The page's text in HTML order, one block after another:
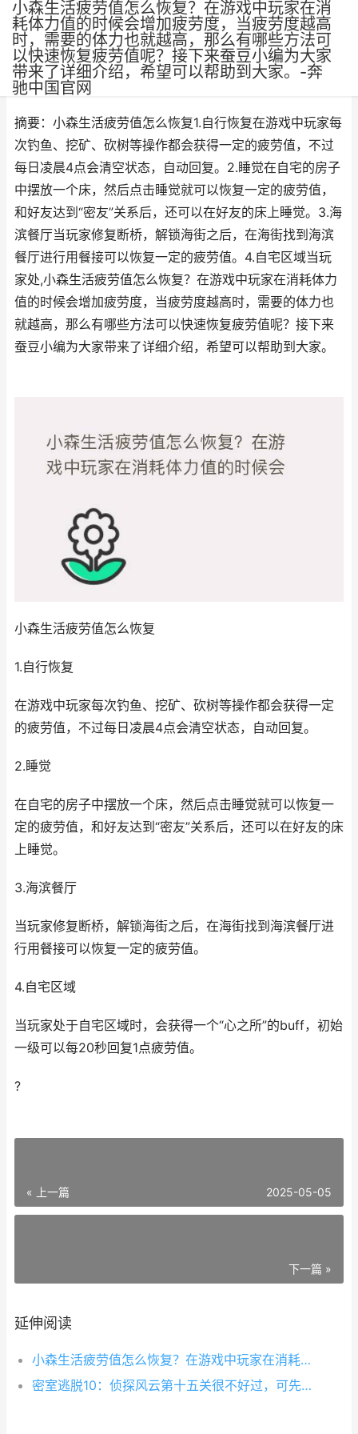
小森生活疲劳值怎么恢复？在游戏中玩家在消
耗体力值的时候会增加疲劳度，当疲劳度越高
时，需要的体力也就越高，那么有哪些方法可
以快速恢复疲劳值呢？接下来蚕豆小编为大家
带来了详细介绍，希望可以帮助到大家。-奔
驰中国官网
作者：网三 • 更新时间：2025-05-06
摘要：小森生活疲劳值怎么恢复1.自行恢复在游戏中玩家每
次钓鱼、挖矿、砍树等操作都会获得一定的疲劳值，不过
每日凌晨4点会清空状态，自动回复。2.睡觉在自宅的房子
中摆放一个床，然后点击睡觉就可以恢复一定的疲劳值，
和好友达到“密友”关系后，还可以在好友的床上睡觉。3.海
滨餐厅当玩家修复断桥，解锁海街之后，在海街找到海滨
餐厅进行用餐接可以恢复一定的疲劳值。4.自宅区域当玩
家处,小森生活疲劳值怎么恢复？在游戏中玩家在消耗体力
值的时候会增加疲劳度，当疲劳度越高时，需要的体力也
就越高，那么有哪些方法可以快速恢复疲劳值呢？接下来
蚕豆小编为大家带来了详细介绍，希望可以帮助到大家。
小森生活疲劳值怎么恢复
1.自行恢复
在游戏中玩家每次钓鱼、挖矿、砍树等操作都会获得一定
的疲劳值，不过每日凌晨4点会清空状态，自动回复。
2.睡觉
在自宅的房子中摆放一个床，然后点击睡觉就可以恢复一
定的疲劳值，和好友达到“密友”关系后，还可以在好友的床
上睡觉。
3.海滨餐厅
当玩家修复断桥，解锁海街之后，在海街找到海滨餐厅进
行用餐接可以恢复一定的疲劳值。
4.自宅区域
当玩家处于自宅区域时，会获得一个“心之所”的buff，初始
一级可以每20秒回复1点疲劳值。
?
« 上一篇 2025-05-05
下一篇 »
延伸阅读
小森生活疲劳值怎么恢复？在游戏中玩家在消耗体力值的时候会增加疲劳度，当疲劳度越高时，需要的体力也就越高，那么有哪些方法可以快速恢复疲劳值呢？接下来蚕豆小编为大家带来了详细介绍，希望可以帮助到大家。
密室逃脱10：侦探风云第十五关很不好过，可先收集到明显的道具，再去仔细寻找，找齐全部的水晶去解谜就轻松很多了，但是还是有很多小伙伴不知道怎么解谜，没过关的话就来参考《密室逃脱10：侦探风云》第十五关宝